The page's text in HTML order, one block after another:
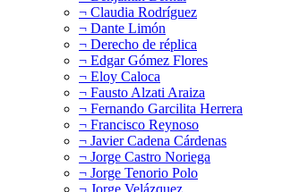
¬ Claudia Rodríguez
¬ Dante Limón
¬ Derecho de réplica
¬ Edgar Gómez Flores
¬ Eloy Caloca
¬ Fausto Alzati Araiza
¬ Fernando Garcilita Herrera
¬ Francisco Reynoso
¬ Javier Cadena Cárdenas
¬ Jorge Castro Noriega
¬ Jorge Tenorio Polo
¬ Jorge Velázquez